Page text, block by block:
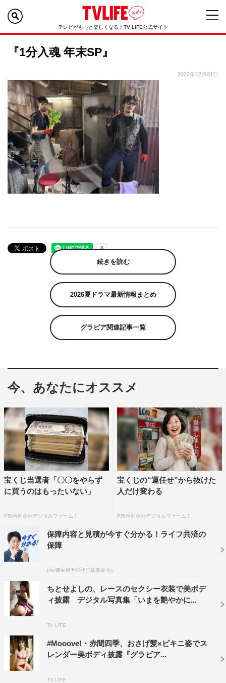
テレビがもっと楽しくなる！TV LIFE公式サイト
『1分入魂 年末SP』
2022年12月01日
続きを読む
2026夏ドラマ最新情報まとめ
グラビア関連記事一覧
今、あなたにオススメ
宝くじ当選者「〇〇をやらず
に買うのはもったいない」
PR(合同会社デジタルファーム )
宝くじの“運任せ”から抜けた
人だけ変わる
PR(合同会社デジタルファーム )
保障内容と見積が今すぐ分かる！ライフ共済の
保障
PR(愛知県共済生活協同組合)
ちとせよしの、レースのセクシー衣装で美ボデ
ィ披露 デジタル写真集「いまを艶やかに...
TV LIFE
#Mooove!・赤間四季、おさげ髪×ビキニ姿でス
レンダー美ボディ披露『グラビア...
TV LIFE